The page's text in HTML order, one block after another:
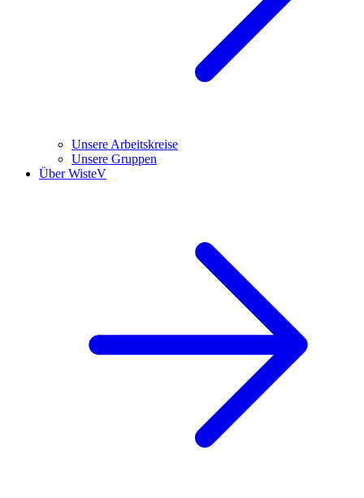
Unsere Arbeitskreise
Unsere Gruppen
Über WisteV